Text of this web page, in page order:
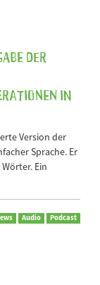
der
in
Version der
Sprache. Er
Ein
Audio Podcast